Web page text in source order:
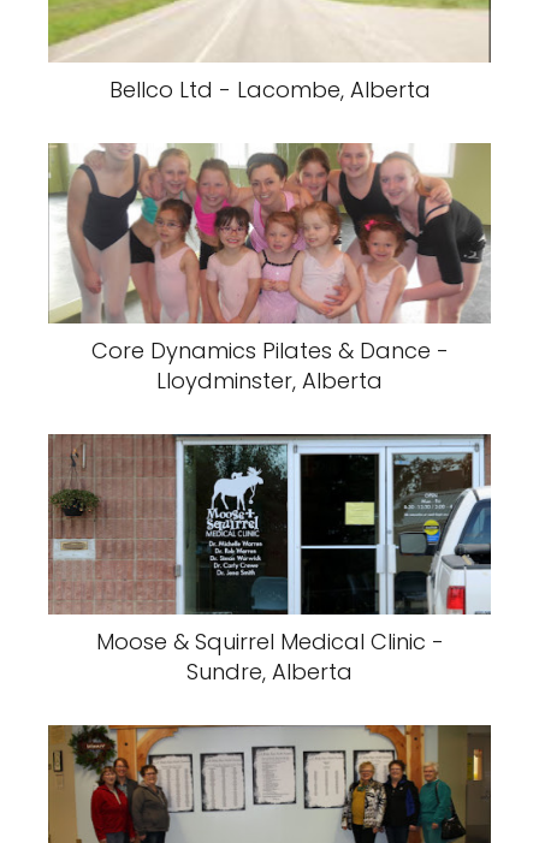
Bellco Ltd - Lacombe, Alberta
Core Dynamics Pilates & Dance -
Lloydminster, Alberta
Moose & Squirrel Medical Clinic -
Sundre, Alberta